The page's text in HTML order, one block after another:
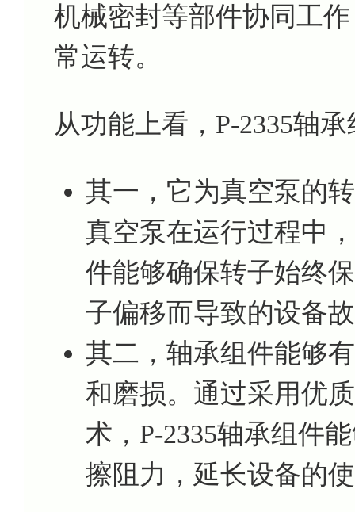
机械密封等部件协同工
常运转。
从功能上看，P-2335轴
其一，它为真空泵的
真空泵在运行过程中
件能够确保转子始终
子偏移而导致的设备
其二，轴承组件能够
和磨损。通过采用优
术，P-2335轴承组件
擦阻力，延长设备的